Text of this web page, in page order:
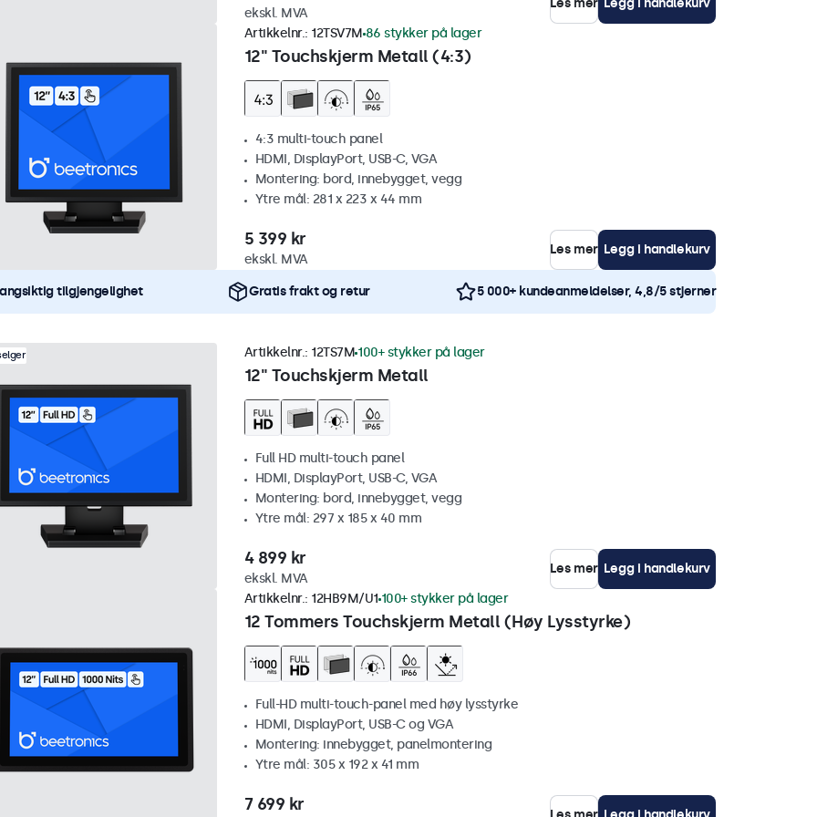
ekskl. MVA
Les mer Legg i handlekurv
12" Touchskjerm Metall (4:3)
Artikkelnr.: 12TSV7M 86 stykker på lager
4:3 multi-touch panel
HDMI, DisplayPort, USB-C, VGA
Montering: bord, innebygget, vegg
Ytre mål: 281 x 223 x 44 mm
5 399 kr
ekskl. MVA
Les mer Legg i handlekurv
tilgjengelighet Gratis frakt og retur 5 000+ kundeanmeldelser, 4,8/5 stjerner
12" Touchskjerm Metall
Artikkelnr.: 12TS7M 100+ stykker på lager
Full HD multi-touch panel
HDMI, DisplayPort, USB-C, VGA
Montering: bord, innebygget, vegg
Ytre mål: 297 x 185 x 40 mm
4 899 kr
ekskl. MVA
Les mer Legg i handlekurv
12 Tommers Touchskjerm Metall (Høy Lysstyrke)
Artikkelnr.: 12HB9M/U1 100+ stykker på lager
Full-HD multi-touch-panel med høy lysstyrke
HDMI, DisplayPort, USB-C og VGA
Montering: innebygget, panelmontering
Ytre mål: 305 x 192 x 41 mm
7 699 kr